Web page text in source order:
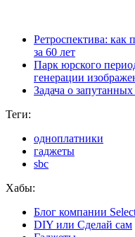
Ретроспектива: как
за 60 лет
Парк юрского
генерации
Задача о
Теги:
одноплатники
гаджеты
sbc
Хабы:
Блог компании
DIY или Сделай сам